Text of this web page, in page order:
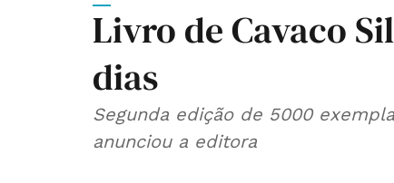
Livro de Cavaco
dias
Segunda edição de 5000
anunciou a editora